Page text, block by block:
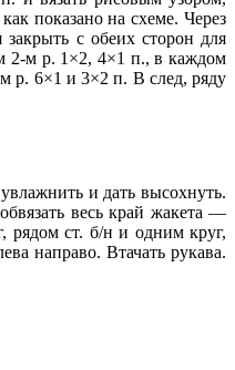
показано на схеме. Через
с обеих сторон для
2-м р. 1×2, 4×1 п., в каждом
р. 6×1 и 3×2 п. В след, ряду
и дать высохнуть.
весь край жакета —
рядом ст. б/н и одним круг,
направо. Втачать рукава.